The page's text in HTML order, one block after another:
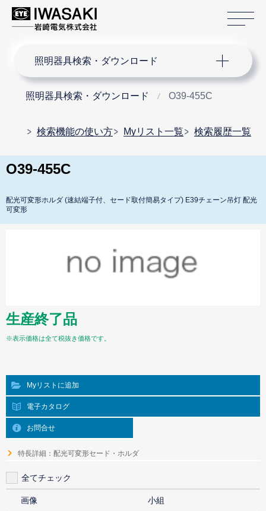
照明器具検索・ダウンロード
照明器具検索・ダウンロード O39-455C
検索機能の使い方 Myリスト一覧 検索履歴一覧
O39-455C
配光可変形ホルダ (速結端子付、セード取付簡易タイプ) E39チェーン吊灯 配光
可変形
生産終了品
※表示価格は全て税抜き価格です。
Myリストに追加
電子カタログ
お問合せ
特長詳細：配光可変形セード・ホルダ
全てチェック
画像 小組